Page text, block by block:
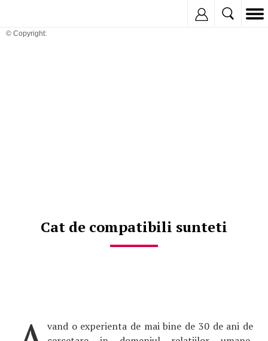
© Copyright:
Cat de compatibili sunteti
vand o experienta de mai bine de 30 de ani de